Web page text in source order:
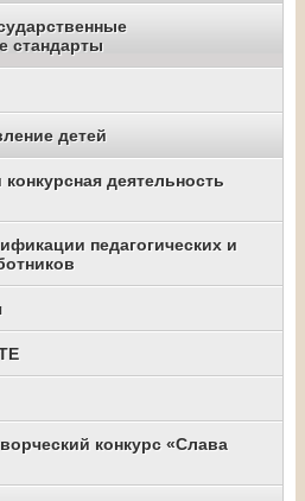
стандарты
детей
деятельность
педагогических и
конкурс «Слава